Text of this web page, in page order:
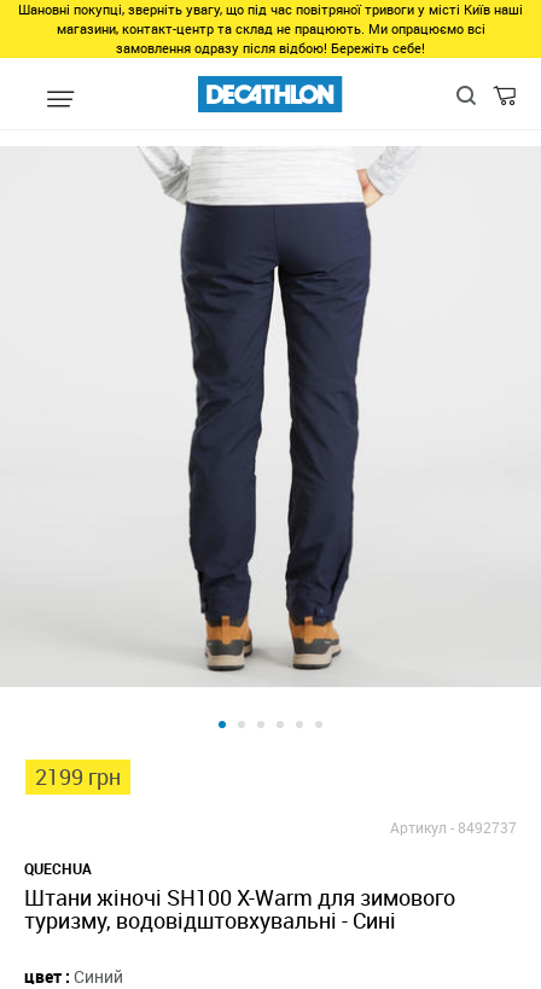
Шановні покупці, зверніть увагу, що під час повітряної тривоги у місті Київ наші
магазини, контакт-центр та склад не працюють. Ми опрацюємо всі
замовлення одразу після відбою! Бережіть себе!
Регіон Женщинам во Львове Одежда во Львове Низ во
2199 грн
Артикул -8492737
QUECHUA
Штани жіночі SH100 X-Warm для зимового
туризму, водовідштовхувальні - Сині
цвет : Синий